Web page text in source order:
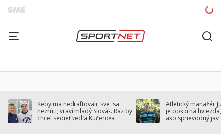
Keby ma nedraftovali, svet sa
nezrúti, vraví mladý Slovák. Raz by
chcel sedieť vedľa Kučerova
Atletický manažér
je pokorná
ako sprievodný jav